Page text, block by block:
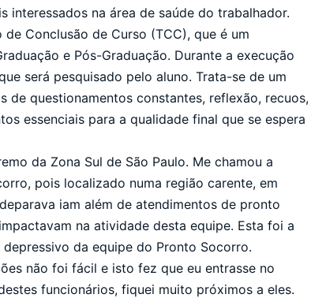
na área de saúde do trabalhador.
Conclusão de Curso (TCC), que é um
e Pós-Graduação. Durante a execução
será pesquisado pelo aluno. Trata-se de um
de questionamentos constantes, reflexão, recuos,
essenciais para a qualidade final que se espera
da Zona Sul de São Paulo. Me chamou a
pois localizado numa região carente, em
iam além de atendimentos de pronto
na atividade desta equipe. Esta foi a
da equipe do Pronto Socorro.
não foi fácil e isto fez que eu entrasse no
funcionários, fiquei muito próximos a eles.